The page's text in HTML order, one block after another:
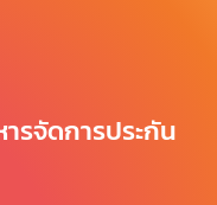
รจัดการประกัน